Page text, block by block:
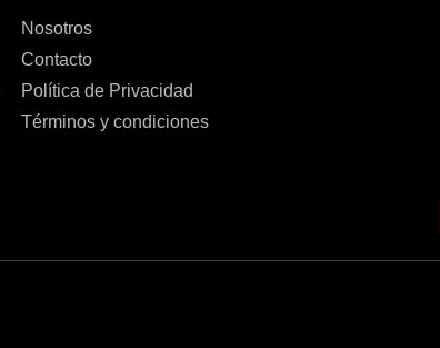
Nosotros
Contacto
Política de Privacidad
Términos y condiciones